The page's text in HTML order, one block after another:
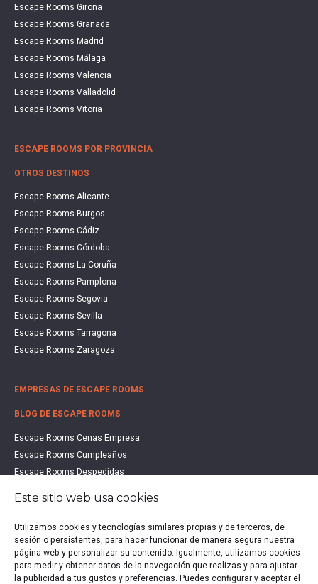
Escape Rooms Girona
Escape Rooms Granada
Escape Rooms Madrid
Escape Rooms Málaga
Escape Rooms Valencia
Escape Rooms Valladolid
Escape Rooms Vitoria
ESCAPE ROOMS POR PROVINCIA
OTROS DESTINOS
Escape Rooms Alicante
Escape Rooms Burgos
Escape Rooms Cádiz
Escape Rooms Córdoba
Escape Rooms La Coruña
Escape Rooms Pamplona
Escape Rooms Segovia
Escape Rooms Sevilla
Escape Rooms Tarragona
Escape Rooms Zaragoza
EMPRESAS DE ESCAPE ROOMS
BLOG DE ESCAPE ROOMS
Escape Rooms Cenas Empresa
Escape Rooms Cumpleaños
Escape Rooms Despedidas
Escape Rooms Familias
Escape Rooms Halloween
Escape Rooms San Valentín
Estudio de Mercado Escape Rooms 2021
Qué es un Escape Room
Este sitio web usa cookies
Utilizamos cookies y tecnologías similares propias y de terceros, de
sesión o persistentes, para hacer funcionar de manera segura nuestra
página web y personalizar su contenido. Igualmente, utilizamos cookies
para medir y obtener datos de la navegación que realizas y para ajustar
la publicidad a tus gustos y preferencias. Puedes configurar y aceptar el